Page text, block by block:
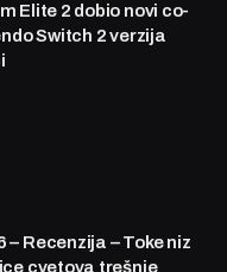
Elite 2 dobio novi co-
Switch 2 verzija
– Recenzija – Toke niz
cvetova trešnje